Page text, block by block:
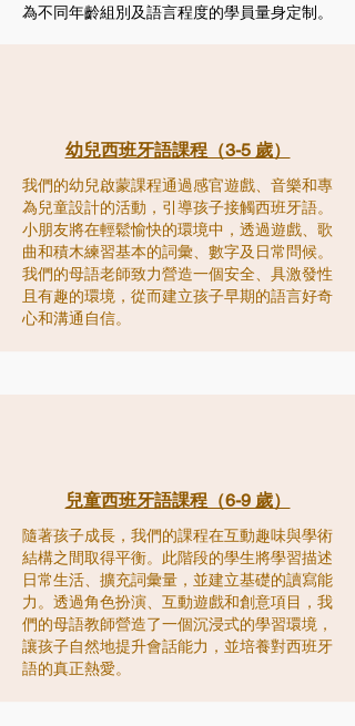
為不同年齡組別及語言程度的學員量身定制。
幼兒西班牙語課程（3-5 歲）
我們的幼兒啟蒙課程通過感官遊戲、音樂和專
為兒童設計的活動，引導孩子接觸西班牙語。
小朋友將在輕鬆愉快的環境中，透過遊戲、歌
曲和積木練習基本的詞彙、數字及日常問候。
我們的母語老師致力營造一個安全、具激發性
且有趣的環境，從而建立孩子早期的語言好奇
心和溝通自信。
兒童西班牙語課程（6-9 歲）
隨著孩子成長，我們的課程在互動趣味與學術
結構之間取得平衡。此階段的學生將學習描述
日常生活、擴充詞彙量，並建立基礎的讀寫能
力。透過角色扮演、互動遊戲和創意項目，我
們的母語教師營造了一個沉浸式的學習環境，
讓孩子自然地提升會話能力，並培養對西班牙
語的真正熱愛。